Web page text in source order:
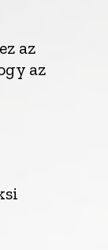
az
az